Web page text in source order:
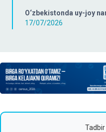
O‘zbekistonda uy-joy
17/07/2026